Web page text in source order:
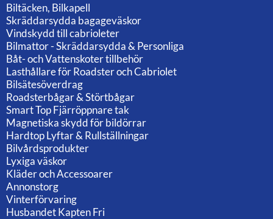
Biltäcken, Bilkapell
Skräddarsydda bagageväskor
Vindskydd till cabrioleter
Bilmattor - Skräddarsydda & Personliga
Båt- och Vattenskoter tillbehör
Lasthållare för Roadster och Cabriolet
Bilsätesöverdrag
Roadsterbågar & Störtbågar
Smart Top Fjärröppnare tak
Magnetiska skydd för bildörrar
Hardtop Lyftar & Rullställningar
Bilvårdsprodukter
Lyxiga väskor
Kläder och Accessoarer
Annonstorg
Vinterförvaring
Husbandet Kapten Fri